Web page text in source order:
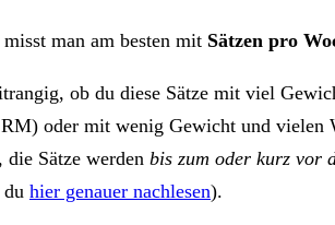
man am besten mit Sätzen pro
ob du diese Sätze mit viel
oder mit wenig Gewicht und vielen
, die Sätze werden bis zum oder kurz vor
hier genauer nachlesen).